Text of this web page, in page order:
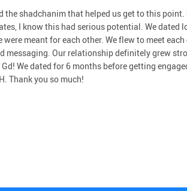
shadchanim that helped us get to this point.
I know this had serious potential. We dated
meant for each other. We flew to meet
Our relationship definitely grew
We dated for 6 months before getting
Thank you so much!